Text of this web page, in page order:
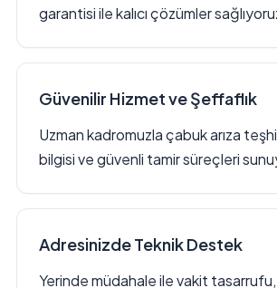
garantisi ile kalıcı çözümler
Güvenilir Hizmet ve Şeffaflık
Uzman kadromuzla çabuk arıza
bilgisi ve güvenli tamir süreçleri
Adresinizde Teknik Destek
Yerinde müdahale ile vakit tasarrufu,